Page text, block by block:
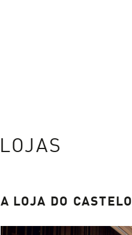
LOJAS
A LOJA DO CASTELO